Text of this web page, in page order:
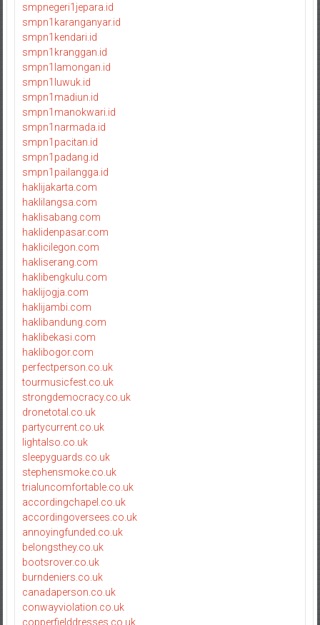
smpnegeri1jepara.id
smpn1karanganyar.id
smpn1kendari.id
smpn1kranggan.id
smpn1lamongan.id
smpn1luwuk.id
smpn1madiun.id
smpn1manokwari.id
smpn1narmada.id
smpn1pacitan.id
smpn1padang.id
smpn1pailangga.id
haklijakarta.com
haklilangsa.com
haklisabang.com
haklidenpasar.com
haklicilegon.com
hakliserang.com
haklibengkulu.com
haklijogja.com
haklijambi.com
haklibandung.com
haklibekasi.com
haklibogor.com
perfectperson.co.uk
tourmusicfest.co.uk
strongdemocracy.co.uk
dronetotal.co.uk
partycurrent.co.uk
lightalso.co.uk
sleepyguards.co.uk
stephensmoke.co.uk
trialuncomfortable.co.uk
accordingchapel.co.uk
accordingoversees.co.uk
annoyingfunded.co.uk
belongsthey.co.uk
bootsrover.co.uk
burndeniers.co.uk
canadaperson.co.uk
conwayviolation.co.uk
copperfielddresses.co.uk